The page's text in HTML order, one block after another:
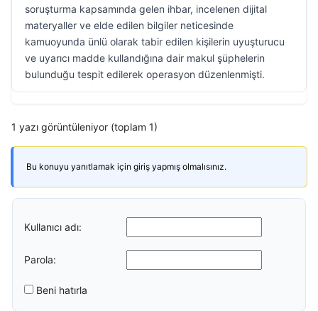
soruşturma kapsamında gelen ihbar, incelenen dijital
materyaller ve elde edilen bilgiler neticesinde
kamuoyunda ünlü olarak tabir edilen kişilerin uyuşturucu
ve uyarıcı madde kullandığına dair makul şüphelerin
bulunduğu tespit edilerek operasyon düzenlenmişti.
1 yazı görüntüleniyor (toplam 1)
Bu konuyu yanıtlamak için giriş yapmış olmalısınız.
Kullanıcı adı:
Parola:
Beni hatırla